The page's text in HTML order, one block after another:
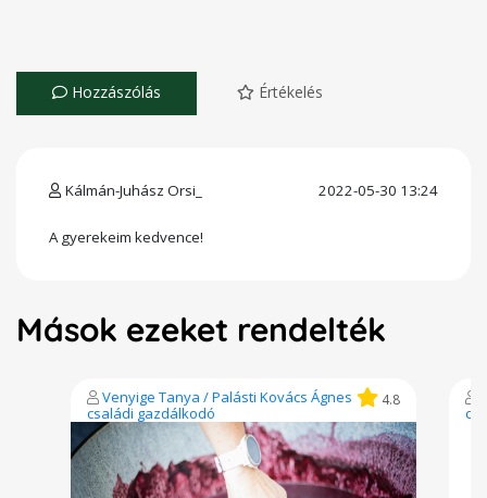
Hozzászólás Értékelés
Kálmán-Juhász Orsi_ 2022-05-30 13:24
A gyerekeim kedvence!
Mások ezeket rendelték
Venyige Tanya / Palásti Kovács Ágnes
családi gazdálkodó
4.8